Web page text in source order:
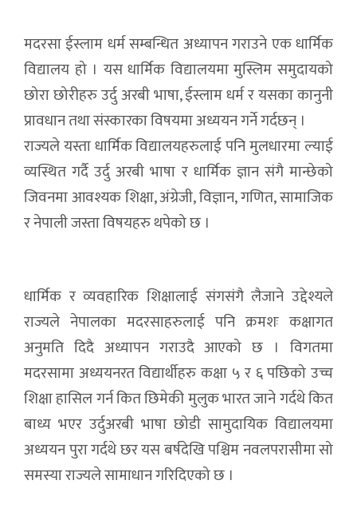
मदरसा ईस्लाम धर्म सम्बन्धित अध्यापन गराउने एक धार्मिक
विद्यालय हो । यस धार्मिक विद्यालयमा मुस्लिम समुदायको
छोरा छोरीहरु उर्दु अरबी भाषा, ईस्लाम धर्म र यसका कानुनी
प्रावधान तथा संस्कारका विषयमा अध्ययन गर्ने गर्दछन् ।
राज्यले यस्ता धार्मिक विद्यालयहरुलाई पनि मुलधारमा ल्याई
व्यस्थित गर्दै उर्दु अरबी भाषा र धार्मिक ज्ञान संगै मान्छेको
जिवनमा आवश्यक शिक्षा, अंग्रेजी, विज्ञान, गणित, सामाजिक
र नेपाली जस्ता विषयहरु थपेको छ ।
धार्मिक र व्यवहारिक शिक्षालाई संगसंगै लैजाने उद्देश्यले
राज्यले नेपालका मदरसाहरुलाई पनि क्रमशः कक्षागत
अनुमति दिदै अध्यापन गराउदै आएको छ । विगतमा
मदरसामा अध्ययनरत विद्यार्थीहरु कक्षा ५ र ६ पछिको उच्च
शिक्षा हासिल गर्न कित छिमेकी मुलुक भारत जाने गर्दथे कित
बाध्य भएर उर्दुअरबी भाषा छोडी सामुदायिक विद्यालयमा
अध्ययन पुरा गर्दथे छर यस बर्षदेखि पश्चिम नवलपरासीमा सो
समस्या राज्यले सामाधान गरिदिएको छ ।